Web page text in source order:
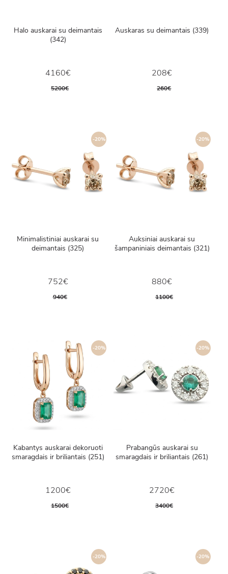
Halo auskarai su deimantais
(342)
4160€
5200€
Auskaras su deimantais (339)
208€
260€
-20%
Minimalistiniai auskarai su
deimantais (325)
752€
940€
-20%
Auksiniai auskarai su
šampaniniais deimantais (321)
880€
1100€
-20%
Kabantys auskarai dekoruoti
smaragdais ir briliantais (251)
1200€
1500€
-20%
Prabangūs auskarai su
smaragdais ir briliantais (261)
2720€
3400€
-20% -20%